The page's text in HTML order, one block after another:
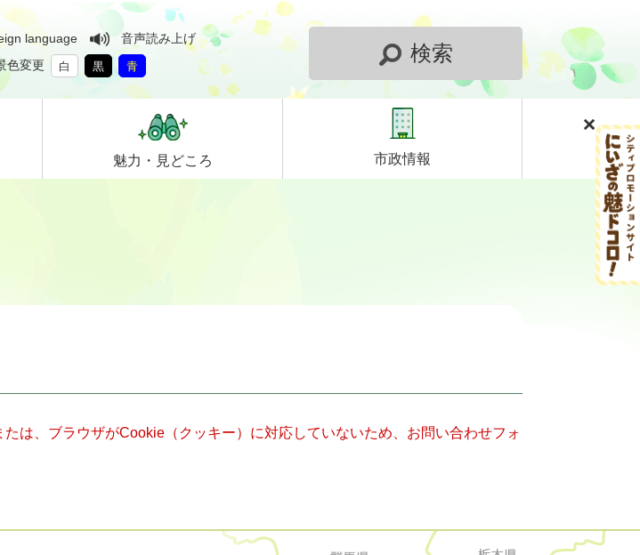
language
音声読み上げ
色変更 白 黒 青
検索
魅力・ 見どころ 市政情報
は、ブラウザがCookie（クッキー）に対応していないため、お問い合わせフォ